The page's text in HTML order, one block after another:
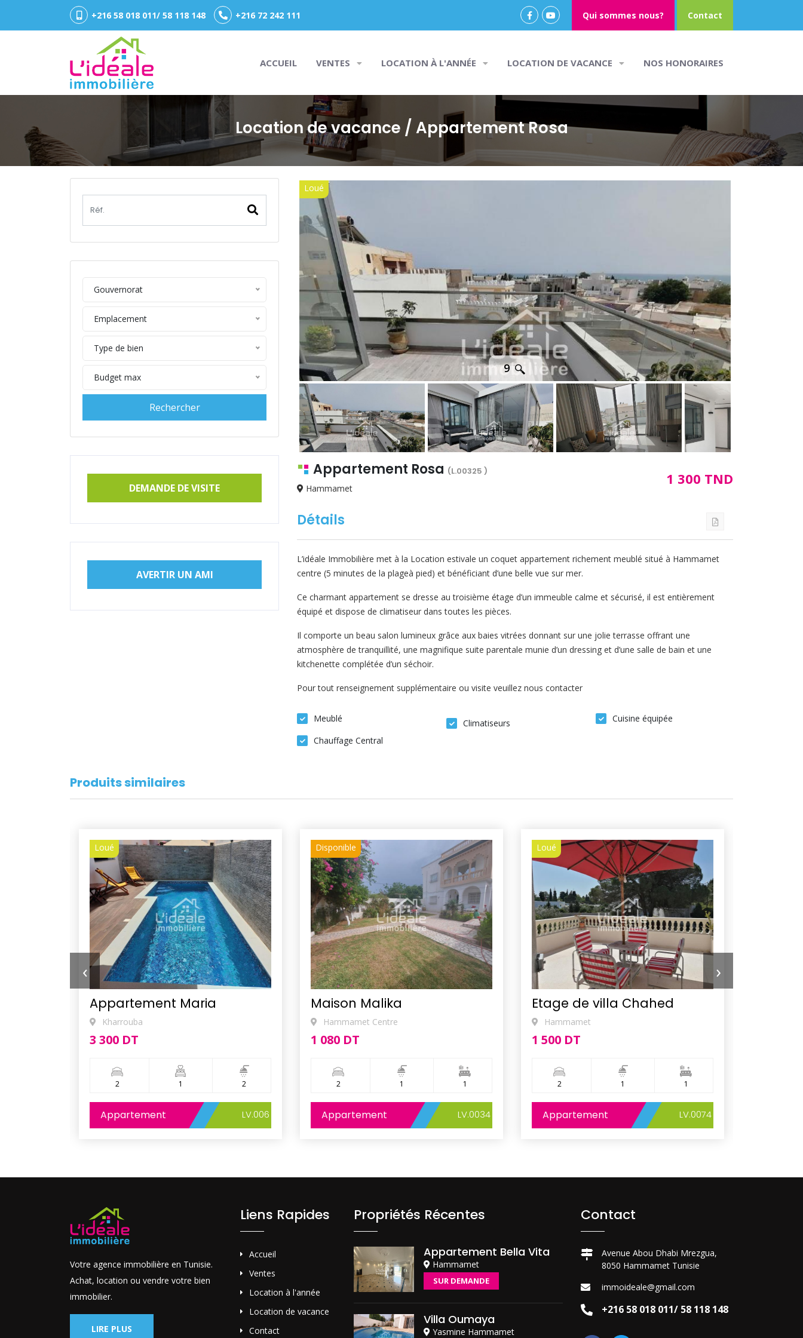
+216 58 018 011/ 58 118 148 +216 72 242 111 Qui sommes nous? Contact
ACCUEIL VENTES LOCATION À L'ANNÉE LOCATION DE VACANCE NOS HONORAIRES
Location de vacance / Appartement Rosa
Gouvernorat
Emplacement
Type de bien
Budget max
DEMANDE DE VISITE
AVERTIR UN AMI
Loué
9
Appartement Rosa (L.00325 )
Hammamet
1 300 TND
Détails
L’idéale Immobilière met à la Location estivale un coquet appartement richement meublé situé à Hammamet
centre (5 minutes de la plageà pied) et bénéficiant d’une belle vue sur mer.
Ce charmant appartement se dresse au troisième étage d’un immeuble calme et sécurisé, il est entièrement
équipé et dispose de climatiseur dans toutes les pièces.
Il comporte un beau salon lumineux grâce aux baies vitrées donnant sur une jolie terrasse offrant une
atmosphère de tranquillité, une magnifique suite parentale munie d’un dressing et d’une salle de bain et une
kitchenette complétée d’un séchoir.
Pour tout renseignement supplémentaire ou visite veuillez nous contacter
Meublé
Chauffage Central
Climatiseurs Cuisine équipée
Produits similaires
Loué
Appartement Maria
Kharrouba
3 300 DT
2 1 2
Appartement LV.006
Disponible
Maison Malika
Hammamet Centre
1 080 DT
2 1 1
Appartement LV.0034
Loué
Etage de villa Chahed
Hammamet
1 500 DT
2 1 1
Appartement LV.0074
‹ ›
Votre agence immobilière en Tunisie.
Achat, location ou vendre votre bien
immobilier.
LIRE PLUS
Liens Rapides
Accueil
Ventes
Location à l'année
Location de vacance
Contact
Propriétés Récentes
Appartement Bella Vita
Hammamet
SUR DEMANDE
Villa Oumaya
Yasmine Hammamet
Contact
Avenue Abou Dhabi Mrezgua,
8050 Hammamet Tunisie
immoideale@gmail.com
+216 58 018 011/ 58 118 148